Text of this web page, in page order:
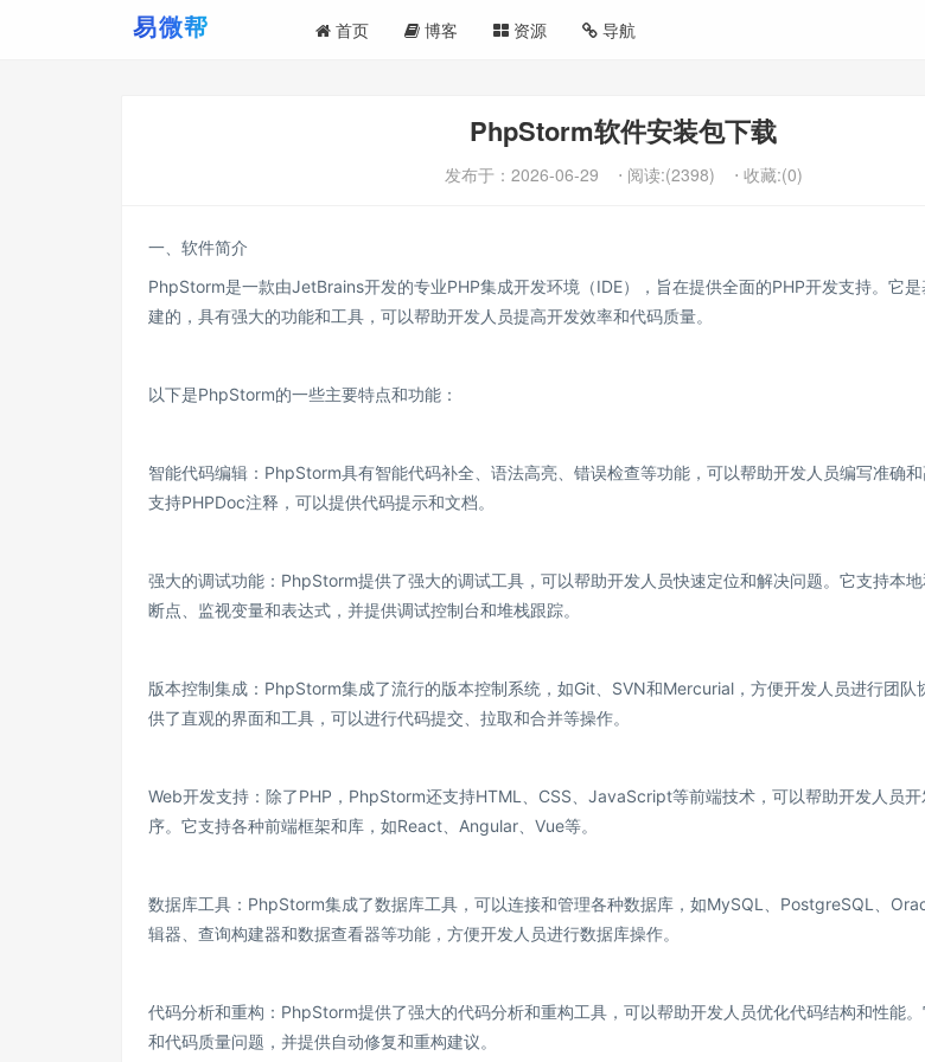
首页 博客 资源 导航
PhpStorm软件安装包下载
发布于： 2026-06-29 ⋅ 阅读:(2398) ⋅ 收藏:(0)
一、软件简介
PhpStorm是一款由JetBrains开发的专业PHP集成开发环境（IDE），旨在提供全面的PHP开发支持。它
建的，具有强大的功能和工具，可以帮助开发人员提高开发效率和代码质量。
以下是PhpStorm的一些主要特点和功能：
智能代码编辑：PhpStorm具有智能代码补全、语法高亮、错误检查等功能，可以帮助开发人员编写准确
支持PHPDoc注释，可以提供代码提示和文档。
强大的调试功能：PhpStorm提供了强大的调试工具，可以帮助开发人员快速定位和解决问题。它支持本
断点、监视变量和表达式，并提供调试控制台和堆栈跟踪。
版本控制集成：PhpStorm集成了流行的版本控制系统，如Git、SVN和Mercurial，方便开发人员进行团队
供了直观的界面和工具，可以进行代码提交、拉取和合并等操作。
Web开发支持：除了PHP，PhpStorm还支持HTML、CSS、JavaScript等前端技术，可以帮助开发人员
序。它支持各种前端框架和库，如React、Angular、Vue等。
数据库工具：PhpStorm集成了数据库工具，可以连接和管理各种数据库，如MySQL、PostgreSQL、
辑器、查询构建器和数据查看器等功能，方便开发人员进行数据库操作。
代码分析和重构：PhpStorm提供了强大的代码分析和重构工具，可以帮助开发人员优化代码结构和性能
和代码质量问题，并提供自动修复和重构建议。